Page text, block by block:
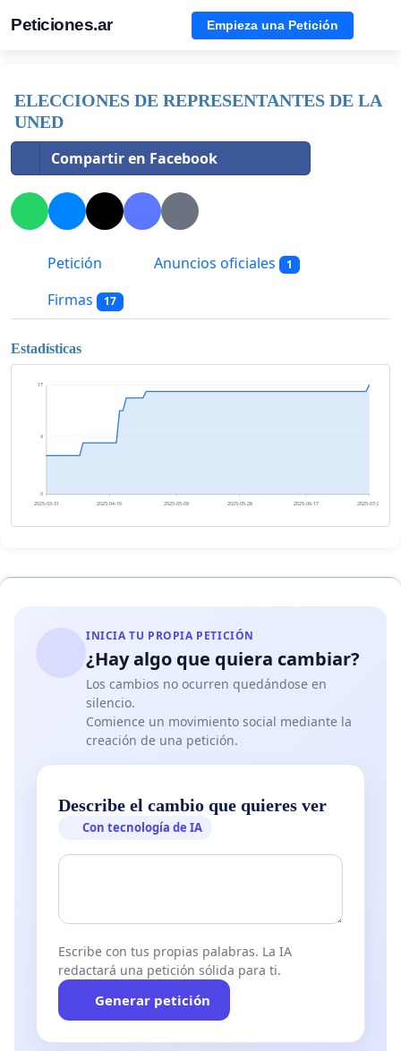
Peticiones.ar Empieza una Petición
ELECCIONES DE REPRESENTANTES DE LA
UNED
Compartir en Facebook
Petición Anuncios oficiales 1
Firmas 17
Estadísticas
0
9
17
2025-03-31 2025-04-19 2025-05-09 2025-05-28 2025-06-17 2025-07-06
INICIA TU PROPIA PETICIÓN
¿Hay algo que quiera cambiar?
Los cambios no ocurren quedándose en
silencio.
Comience un movimiento social mediante la
creación de una petición.
Describe el cambio que quieres ver
Con tecnología de IA
Escribe con tus propias palabras. La IA
redactará una petición sólida para ti.
Generar petición